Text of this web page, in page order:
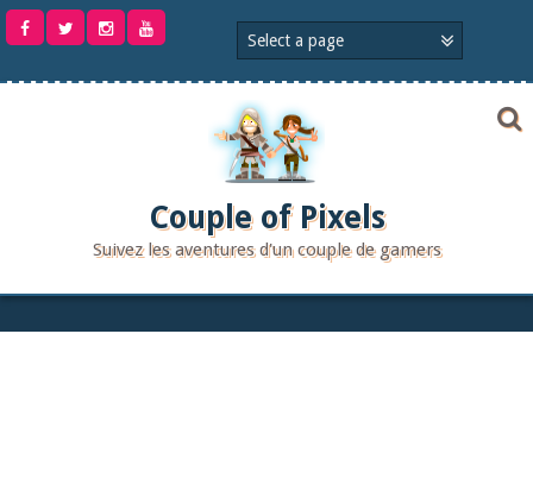
Aller
Couple of Pixels
Suivez les aventures d'un couple de gamers